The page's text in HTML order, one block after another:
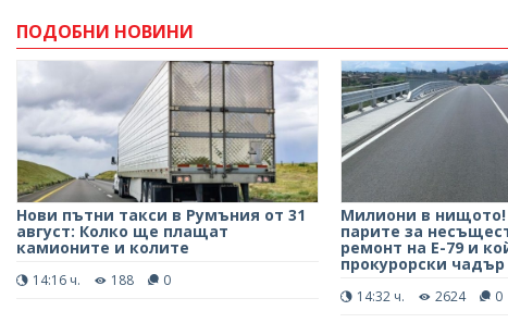
ПОДОБНИ НОВИНИ
Нови пътни такси в Румъния от 31
август: Колко ще плащат
камионите и колите
14:16 ч. 188 0
Милиони в
парите за
ремонт на Е-79 и
прокурорски чадър
14:32 ч. 2624 0